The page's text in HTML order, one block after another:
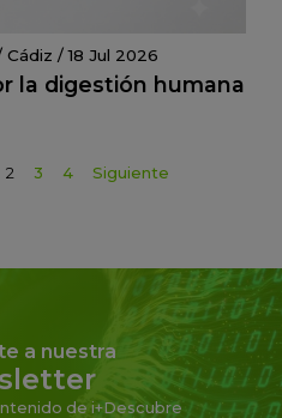
Cádiz /18 Jul 2026
la digestión humana
2 3 4 Siguiente
a nuestra
de i+Descubre